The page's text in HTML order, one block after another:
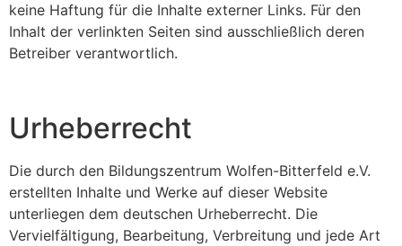
keine Haftung für die Inhalte externer Links. Für den
Inhalt der verlinkten Seiten sind ausschließlich deren
Betreiber verantwortlich.
Urheberrecht
Die durch den Bildungszentrum Wolfen-Bitterfeld e.V.
erstellten Inhalte und Werke auf dieser Website
unterliegen dem deutschen Urheberrecht. Die
Vervielfältigung, Bearbeitung, Verbreitung und jede Art